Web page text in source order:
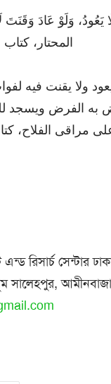
يَعُودُ، وَلَوْ عَادَ
المحتار، كتاب
ولا يقنت فيه
به الفرض
مراقى الفلاح،
রিসার্চ সেন্টার
সালেহপুর,